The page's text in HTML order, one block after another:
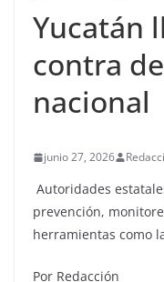
Yucatán
contra
nacional
junio 27, 2026
Autoridades
prevención,
herramientas como
Por Redacción